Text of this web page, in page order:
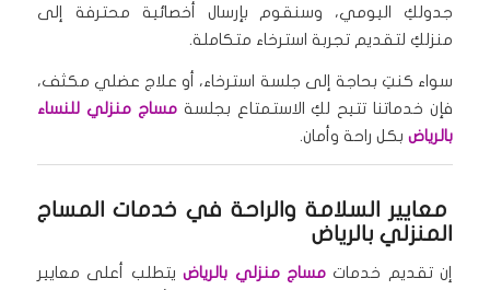
جدولكِ اليومي، وسنقوم بإرسال أخصائية محترفة إلى
منزلكِ لتقديم تجربة استرخاء متكاملة.
سواء كنتِ بحاجة إلى جلسة استرخاء، أو علاج عضلي مكثف،
فإن خدماتنا تتيح لكِ الاستمتاع بجلسةمساج منزلي للنساء
بالرياضبكل راحة وأمان.
معايير السلامة والراحة في خدمات المساج
المنزلي بالرياض
إن تقديم خدمات مساج منزلي بالرياضيتطلب أعلى معايير